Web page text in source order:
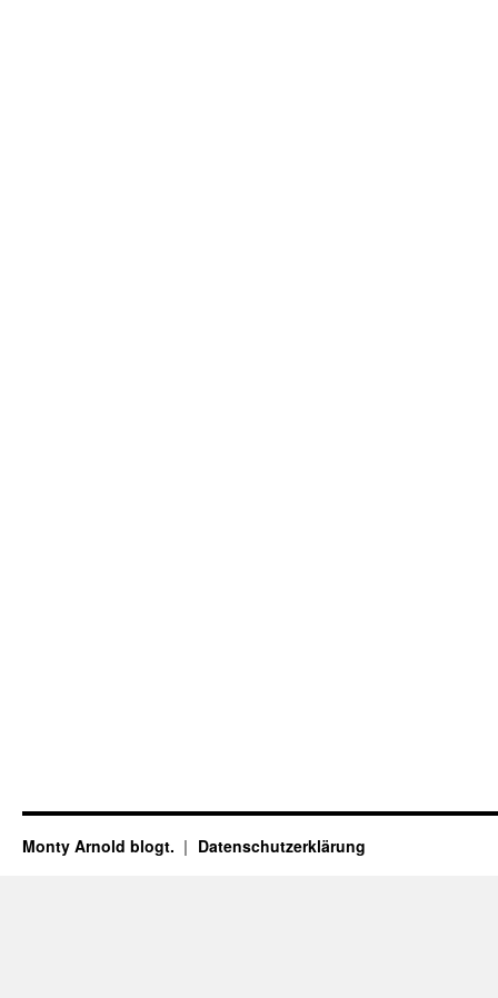
Monty Arnold blogt. Datenschutz­erklärung